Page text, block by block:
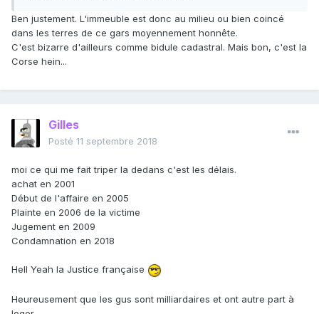
Ben justement. L'immeuble est donc au milieu ou bien coincé
dans les terres de ce gars moyennement honnête.
C'est bizarre d'ailleurs comme bidule cadastral. Mais bon, c'est la
Corse hein...
Gilles
Posté 11 septembre 2018
moi ce qui me fait triper la dedans c'est les délais.
achat en 2001
Début de l'affaire en 2005
Plainte en 2006 de la victime
Jugement en 2009
Condamnation en 2018
Hell Yeah la Justice française
Heureusement que les gus sont milliardaires et ont autre part à